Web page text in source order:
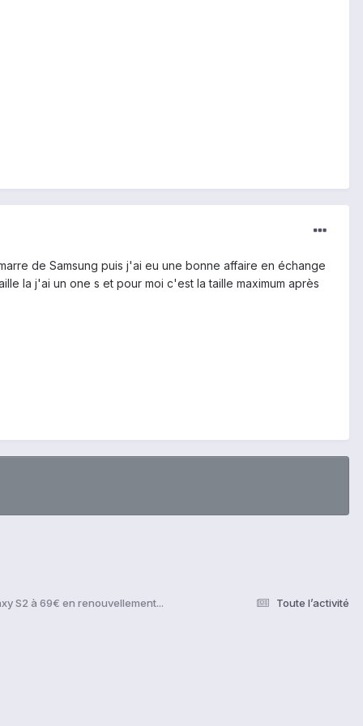
de Samsung puis j'ai eu une bonne affaire en échange
la j'ai un one s et pour moi c'est la taille maximum après
Toute l’activité
S2 à 69€ en renouvellement...